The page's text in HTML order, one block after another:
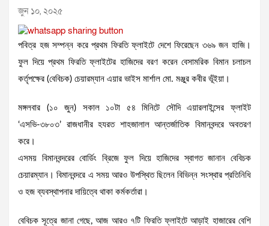
জুন ১০, ২০২৫
পবিত্র হজ সম্পন্ন করে প্রথম ফিরতি ফ্লাইটে দেশে ফিরেছেন ৩৬৯ জন হাজি।
ফুল দিয়ে প্রথম ফিরতি ফ্লাইটের হাজিদের বরণ করেন বেসামরিক বিমান চলাচল
কর্তৃপক্ষের (বেবিচক) চেয়ারম্যান এয়ার ভাইস মার্শাল মো. মঞ্জুর কবীর ভূঁইয়া।
মঙ্গলবার (১০ জুন) সকাল ১০টা ৫৪ মিনিটে সৌদি এয়ারলাইন্সের ফ্লাইট
‘এসভি-৩৮০৩’ রাজধানীর হযরত শাহজালাল আন্তর্জাতিক বিমানবন্দরে অবতরণ
করে।
এসময় বিমানবন্দরের বোর্ডিং ব্রিজে ফুল দিয়ে হাজিদের স্বাগত জানান বেবিচক
চেয়ারম্যান। বিমানবন্দরে এ সময় আরও উপস্থিত ছিলেন বিভিন্ন সংস্থার প্রতিনিধি
ও হজ ব্যবস্থাপনার দায়িত্বে থাকা কর্মকর্তারা।
বেবিচক সূত্রে জানা গেছে, আজ আরও ৭টি ফিরতি ফ্লাইটে আড়াই হাজারের বেশি